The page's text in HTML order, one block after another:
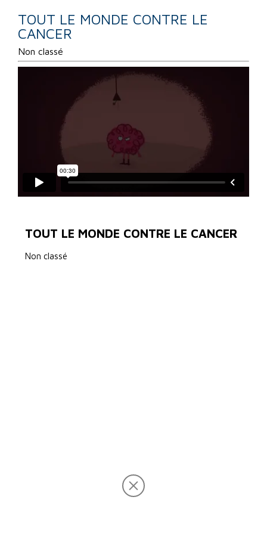
TOUT LE MONDE CONTRE LE
CANCER
Non classé
TOUT LE MONDE CONTRE LE CANCER
Non classé